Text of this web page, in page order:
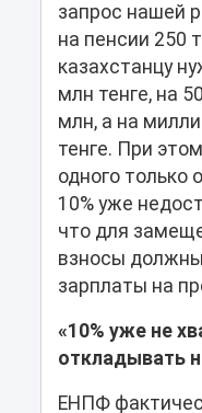
запрос нашей
на пенсии 250
казахстанцу
млн тенге, на
млн, а на
тенге. При
одного только
10% уже
что для
взносы должны
зарплаты на
«10% уже не
откладывать
ЕНПФ